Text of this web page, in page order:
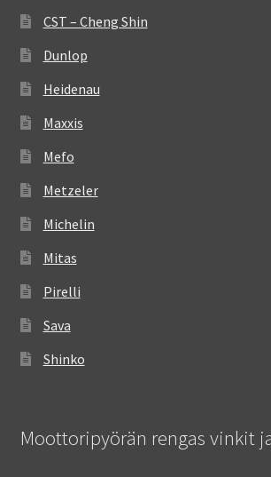
CST – Cheng Shin
Dunlop
Heidenau
Maxxis
Mefo
Metzeler
Michelin
Mitas
Pirelli
Sava
Shinko
Moottoripyörän rengas vinkit